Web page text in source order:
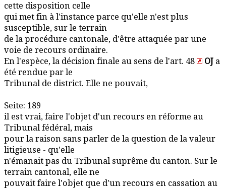
cette disposition celle
qui met fin à l'instance parce qu'elle n'est plus
susceptible, sur le terrain
de la procédure cantonale, d'être attaquée par une
voie de recours ordinaire.
En l'espèce, la décision finale au sens de l'art. 48
OJ a
été rendue par le
Tribunal de district. Elle ne pouvait,
Seite: 189
il est vrai, faire l'objet d'un recours en réforme au
Tribunal fédéral, mais
pour la raison sans parler de la question de la valeur
litigieuse - qu'elle
n'émanait pas du Tribunal suprême du canton. Sur le
terrain cantonal, elle ne
pouvait faire l'objet que d'un recours en cassation au